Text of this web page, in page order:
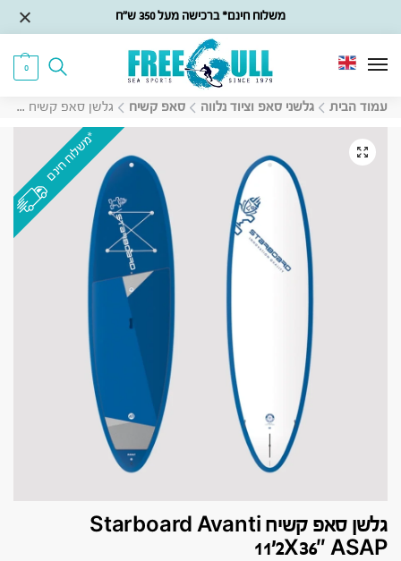
משלוח חינם* ברכישה מעל 350 ש״ח
0
עמוד הבית גלשני סאפ וציוד נלווה סאפ קשיח גלשן סאפ קשיח Starboard Avanti 11’2X36″ ASAP
גלשן סאפ קשיח Starboard Avanti
11’2X36″ ASAP